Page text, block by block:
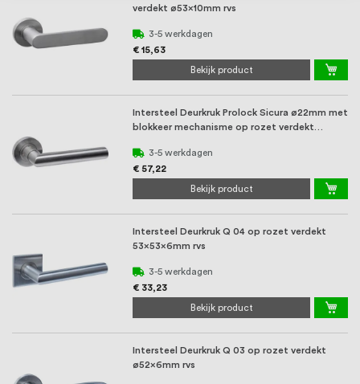
verdekt ø53x10mm rvs
3-5 werkdagen
€ 15,63
Bekijk product
Intersteel Deurkruk Prolock Sicura ø22mm met
blokkeer mechanisme op rozet verdekt
3-5 werkdagen
€ 57,22
Bekijk product
Intersteel Deurkruk Q 04 op rozet verdekt
53x53x6mm rvs
3-5 werkdagen
€ 33,23
Bekijk product
Intersteel Deurkruk Q 03 op rozet verdekt
ø52x6mm rvs